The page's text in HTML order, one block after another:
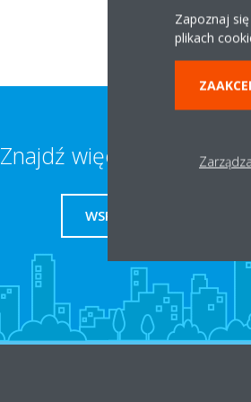
Znajdź więcej informacji
WSPARCIE
Zapoznaj
plikach